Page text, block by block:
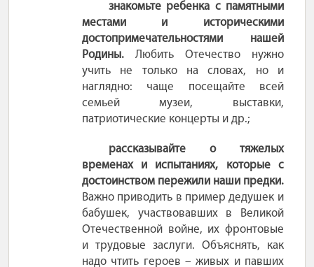
знакомьте ребенка с памятными
местами и историческими
достопримечательностями нашей
Родины. Любить Отечество нужно
учить не только на словах, но и
наглядно: чаще посещайте всей
семьей музеи, выставки,
патриотические концерты и др.;
рассказывайте о тяжелых
временах и испытаниях, которые с
достоинством пережили наши предки.
Важно приводить в пример дедушек и
бабушек, участвовавших в Великой
Отечественной войне, их фронтовые
и трудовые заслуги. Объяснять, как
надо чтить героев – живых и павших